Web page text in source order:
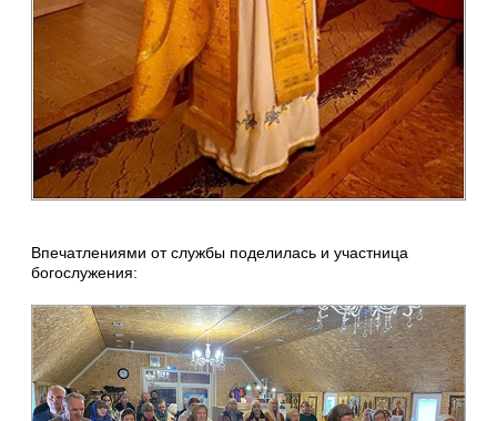
Впечатлениями от службы поделилась и участница
богослужения: